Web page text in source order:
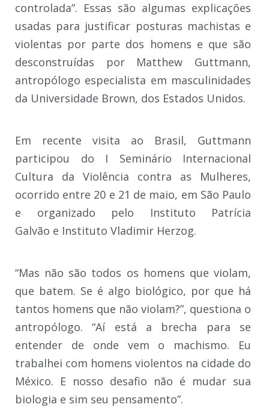
controlada”. Essas são algumas explicações
usadas para justificar posturas machistas e
violentas por parte dos homens e que são
desconstruídas por Matthew Guttmann,
antropólogo especialista em masculinidades
da Universidade Brown, dos Estados Unidos.
Em recente visita ao Brasil, Guttmann
participou do I Seminário Internacional
Cultura da Violência contra as Mulheres,
ocorrido entre 20 e 21 de maio, em São Paulo
e organizado pelo Instituto Patrícia
Galvão e Instituto Vladimir Herzog.
“Mas não são todos os homens que violam,
que batem. Se é algo biológico, por que há
tantos homens que não violam?”, questiona o
antropólogo. “Aí está a brecha para se
entender de onde vem o machismo. Eu
trabalhei com homens violentos na cidade do
México. E nosso desafio não é mudar sua
biologia e sim seu pensamento”.